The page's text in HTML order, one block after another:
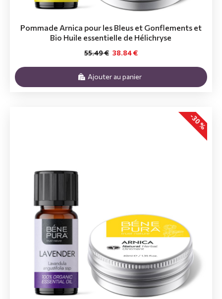
Pommade Arnica pour les Bleus et Gonflements et
Bio Huile essentielle de Hélichryse
38.84 €
55.49 €
Ajouter au panier
-30 %